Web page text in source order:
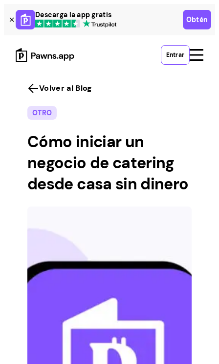
Skip
to
content
Descarga la app gratis
Obtén
Entrar
Volver al Blog
OTRO
Cómo iniciar un
negocio de catering
desde casa sin dinero